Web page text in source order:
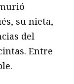
su nieta,
del
Entre